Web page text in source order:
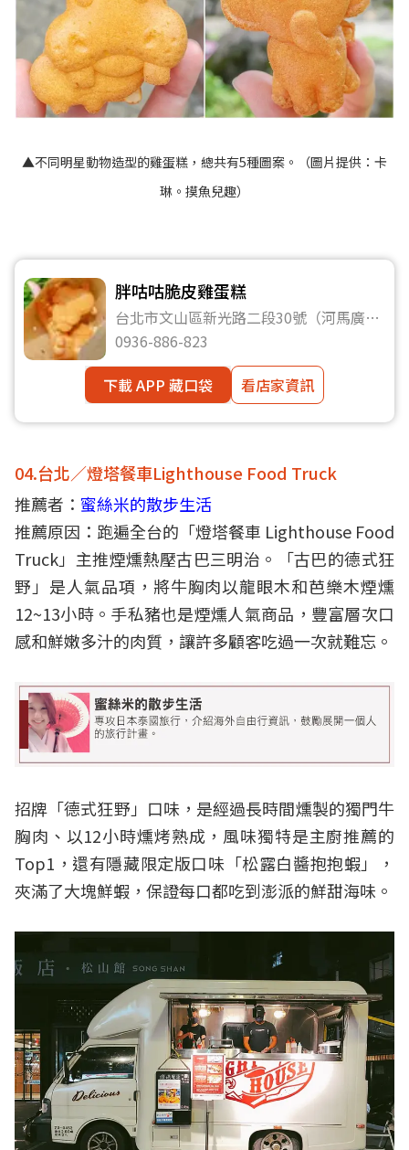
▲不同明星動物造型的雞蛋糕，總共有5種圖案。（圖片提供：卡
琳。摸魚兒趣）
胖咕咕脆皮雞蛋糕
台北市文山區新光路二段30號（河馬廣場
旁）
0936-886-823
下載 APP 藏口袋
看店家資訊
04.台北／燈塔餐車Lighthouse Food Truck
推薦者： 蜜絲米的散步生活
推薦原因：跑遍全台的「燈塔餐車 Lighthouse Food
Truck」主推煙燻熱壓古巴三明治。「古巴的德式狂
野」是人氣品項，將牛胸肉以龍眼木和芭樂木煙燻
12~13小時。手私豬也是煙燻人氣商品，豐富層次口
感和鮮嫩多汁的肉質，讓許多顧客吃過一次就難忘。
招牌「德式狂野」口味，是經過長時間燻製的獨門牛
胸肉、以12小時燻烤熟成，風味獨特是主廚推薦的
Top1，還有隱藏限定版口味「松露白醬抱抱蝦」，
夾滿了大塊鮮蝦，保證每口都吃到澎派的鮮甜海味。